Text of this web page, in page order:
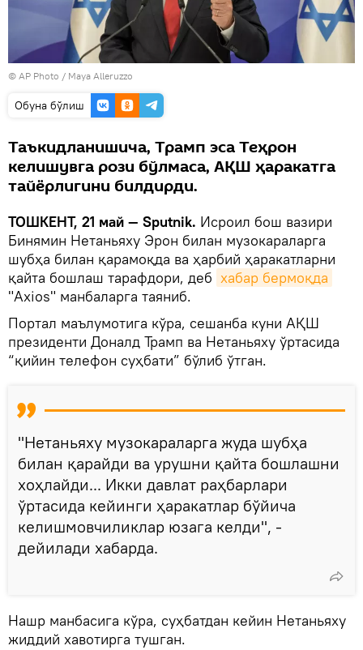
© AP Photo / Maya Alleruzzo
Oбуна бўлиш
Таъкидланишича, Трамп эса Теҳрон
келишувга рози бўлмаса, АҚШ ҳаракатга
тайёрлигини билдирди.
ТОШКЕНТ, 21 май — Sputnik. Исроил бош вазири
Бинямин Нетаньяху Эрон билан музокараларга
шубҳа билан қарамоқда ва ҳарбий ҳаракатларни
қайта бошлаш тарафдори, деб хабар бермоқда
"Axios" манбаларга таяниб.
Портал маълумотига кўра, сешанба куни АҚШ
президенти Доналд Трамп ва Нетаньяху ўртасида
“қийин телефон суҳбати” бўлиб ўтган.
"Нетаньяху музокараларга жуда шубҳа
билан қарайди ва урушни қайта бошлашни
хоҳлайди... Икки давлат раҳбарлари
ўртасида кейинги ҳаракатлар бўйича
келишмовчиликлар юзага келди", -
дейилади хабарда.
Нашр манбасига кўра, суҳбатдан кейин Нетаньяху
жиддий хавотирга тушган.